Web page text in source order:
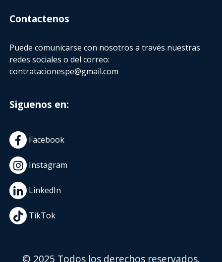
Contactenos
Puede comunicarse con nosotros a través nuestras
redes sociales o del correo:
contratacionespe@gmail.com
Siguenos en:
Facebook
Instagram
LinkedIn
TikTok
© 2025 Todos los derechos reservados.